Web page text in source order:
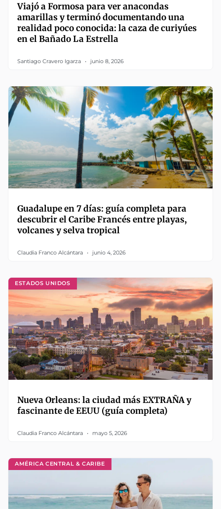
Viajó a Formosa para ver anacondas
amarillas y terminó documentando una
realidad poco conocida: la caza de curiyúes
en el Bañado La Estrella
Santiago Cravero Igarza junio 8, 2026
Guadalupe en 7 días: guía completa para
descubrir el Caribe Francés entre playas,
volcanes y selva tropical
Claudia Franco Alcántara junio 4, 2026
ESTADOS UNIDOS
Nueva Orleans: la ciudad más EXTRAÑA y
fascinante de EEUU (guía completa)
Claudia Franco Alcántara mayo 5, 2026
AMÉRICA CENTRAL & CARIBE